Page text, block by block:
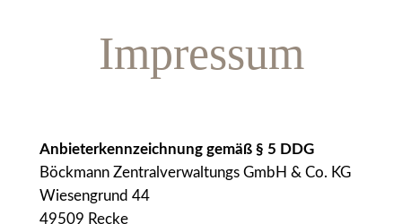
Impressum
Anbieterkennzeichnung gemäß § 5 DDG
Böckmann Zentralverwaltungs GmbH & Co. KG
Wiesengrund 44
49509 Recke